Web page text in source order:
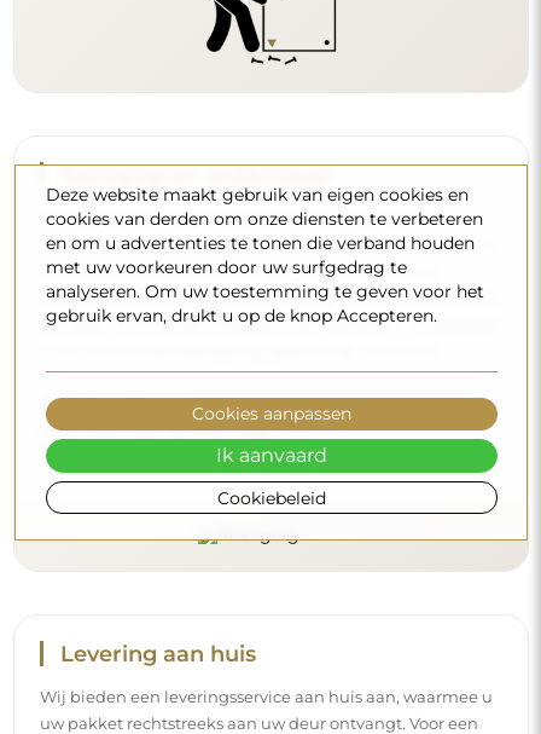
Reiniging en onderhoud
Om een optimale glans te behouden, volstaat een
microvezeldoek en warm water. Als u kiest voor specifieke
producten, zorg er dan voor dat ze een neutrale pH
hebben (rond de 7). Vermijd krachtige reinigingsmiddelen
die azijn, ammoniak of sterke zuren bevatten – zo bewaart
Wilt u meer weten?
Lees meer tips op onze blog.
Levering aan huis
Wij bieden een leveringsservice aan huis aan, waarmee u
uw pakket rechtstreeks aan uw deur ontvangt. Voor een
Deze website maakt gebruik van eigen cookies en
cookies van derden om onze diensten te verbeteren
en om u advertenties te tonen die verband houden
met uw voorkeuren door uw surfgedrag te
analyseren. Om uw toestemming te geven voor het
gebruik ervan, drukt u op de knop Accepteren.
Cookiebeleid
Cookies aanpassen
Ik aanvaard